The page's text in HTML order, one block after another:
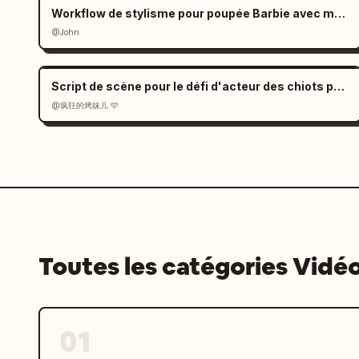
12e plan : Une personne regardant la
un lieu élevé. Un grand gribouillage
et lignes orbitales se répandant
persistante.
Direction/Montage :
Gardez un tempo vif et insistez sur le
Équilibrez les gros plans, les
Workflow de stylisme pour poupée Barbie avec mains géantes
@John
Script de scène pour le défi d'acteur des chiots par IA
@疯狂的烤妹儿 🩵
Toutes les catégories